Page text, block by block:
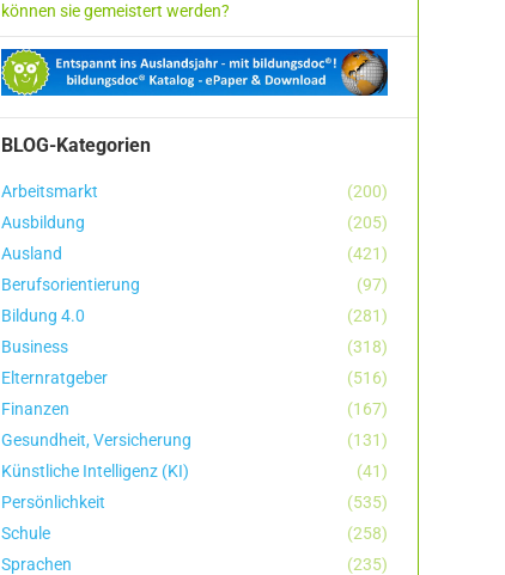
können sie gemeistert werden?
BLOG-Kategorien
Arbeitsmarkt
(200)
Ausbildung
(205)
Ausland
(421)
Berufsorientierung
(97)
Bildung 4.0
(281)
Business
(318)
Elternratgeber
(516)
Finanzen
(167)
Gesundheit, Versicherung
(131)
Künstliche Intelligenz (KI)
(41)
Persönlichkeit
(535)
Schule
(258)
Sprachen
(235)